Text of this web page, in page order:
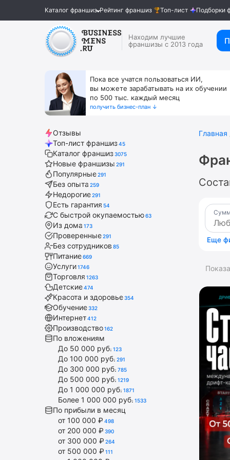
Каталог франшиз Рейтинг франшиз Топ-лист Подборки
Находим лучшие
франшизы с 2013 года
Пока все учатся пользоваться ИИ,
вы можете зарабатывать на их обучении
по 500 тыс. каждый месяц
получить бизнес-план ↓
Отзывы
Топ-лист франшиз45
Каталог франшиз3075
Новые франшизы 291
Популярные291
Без опыта 259
Недорогие291
Есть гарантия 54
С быстрой окупаемостью63
Из дома 173
Проверенные291
Без сотрудников 85
Питание669
Услуги1746
Торговля 1263
Детские474
Красота и здоровье354
Обучение332
Интернет412
Производство162
По вложениям
До 50 000 руб. 123
До 100 000 руб. 291
До 300 000 руб. 785
До 500 000 руб. 1219
До 1 000 000 руб. 1871
Более 1 000 000 руб. 1533
По прибыли в месяц
от 100 000 ₽ 498
от 200 000 ₽ 390
от 300 000 ₽ 264
от 500 000 ₽ 111
Главная
Еще